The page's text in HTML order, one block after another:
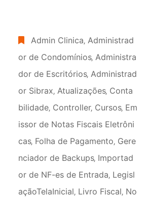
Admin Clinica‚ Administrad
or de Condomínios‚ Administra
dor de Escritórios‚ Administrad
or Sibrax‚ Atualizações‚ Conta
bilidade‚ Controller‚ Cursos‚ Em
issor de Notas Fiscais Eletrôni
cas‚ Folha de Pagamento‚ Gere
nciador de Backups‚ Importad
or de NF-es de Entrada‚ Legisl
açãoTelaInicial‚ Livro Fiscal‚ No